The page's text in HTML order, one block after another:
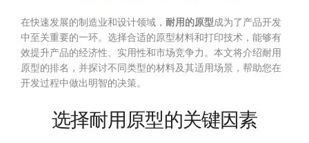
在快速发展的制造业和设计领域， 耐用的原型成为了产品开发
中至关重要的一环。选择合适的原型材料和打印技术，能够有
效提升产品的经济性、实用性和市场竞争力。本文将介绍耐用
原型的排名，并探讨不同类型的材料及其适用场景，帮助您在
开发过程中做出明智的决策。
选择耐用原型的关键因素